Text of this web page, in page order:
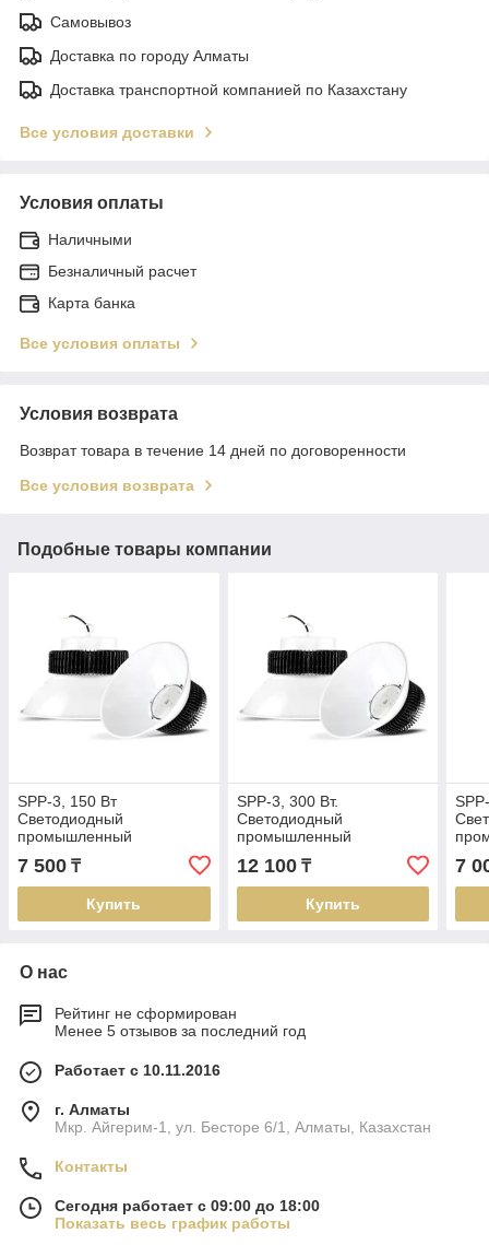
Самовывоз
Доставка по городу Алматы
Доставка транспортной компанией по Казахстану
Все условия доставки
Условия оплаты
Наличными
Безналичный расчет
Карта банка
Все условия оплаты
Условия возврата
Возврат товара в течение 14 дней по договоренности
Все условия возврата
Подобные товары компании
SPP-3, 150 Вт
Светодиодный
промышленный
светильник
7 500 ₸
Купить
SPP-3, 300 Вт.
Светодиодный
промышленный
светильник
12 100₸
Купить
7
О нас
Рейтинг не сформирован
Менее 5 отзывов за последний год
Работает с 10.11.2016
г. Алматы
Мкр. Айгерим-1, ул. Бесторе 6/1, Алматы, Казахстан
Контакты
Сегодня работает с 09:00 до 18:00
Показать весь график работы